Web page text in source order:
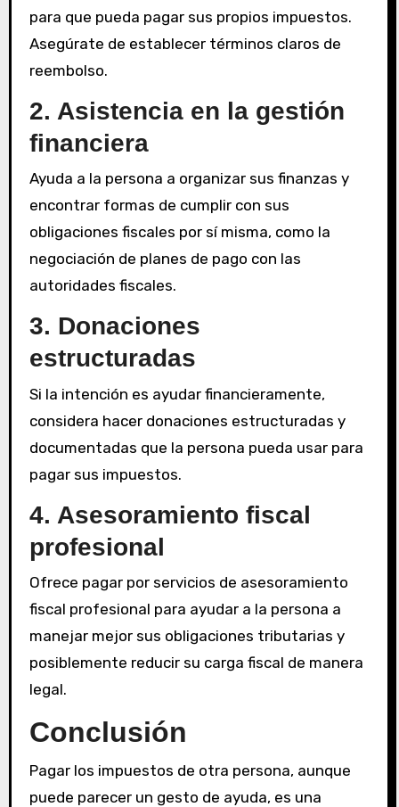
para que pueda pagar sus propios impuestos.
Asegúrate de establecer términos claros de
reembolso.
2. Asistencia en la gestión
financiera
Ayuda a la persona a organizar sus finanzas y
encontrar formas de cumplir con sus
obligaciones fiscales por sí misma, como la
negociación de planes de pago con las
autoridades fiscales.
3. Donaciones
estructuradas
Si la intención es ayudar financieramente,
considera hacer donaciones estructuradas y
documentadas que la persona pueda usar para
pagar sus impuestos.
4. Asesoramiento fiscal
profesional
Ofrece pagar por servicios de asesoramiento
fiscal profesional para ayudar a la persona a
manejar mejor sus obligaciones tributarias y
posiblemente reducir su carga fiscal de manera
legal.
Conclusión
Pagar los impuestos de otra persona, aunque
puede parecer un gesto de ayuda, es una